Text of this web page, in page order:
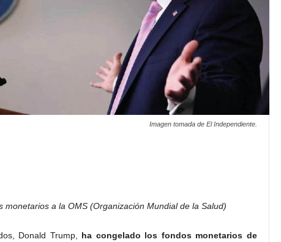
Imagen tomada de El Independiente.
monetarios a la OMS (Organización Mundial de la Salud)
Donald Trump, ha congelado los fondos monetarios de